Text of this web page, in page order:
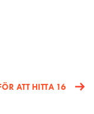
ATT HITTA 16